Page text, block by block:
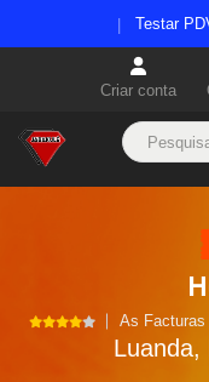
Testar
Criar conta
As Facturas
Luanda,